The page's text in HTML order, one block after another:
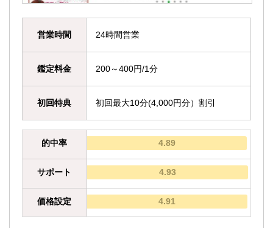
営業時間 24時間営業
鑑定料金 200～400円/1分
初回特典 初回最大10分(4,000円分）割引
的中率 4.89
サポート 4.93
価格設定 4.91